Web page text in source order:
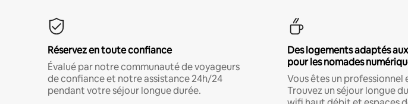
Réservez en toute confiance
Évalué par notre communauté de voyageurs
de confiance et notre assistance 24h/24
pendant votre séjour longue durée.
Des logements adaptés
pour les nomades
Vous êtes un professionnel
Trouvez un séjour longue